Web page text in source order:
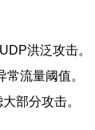
洪泛攻击。
流量阈值。
部分攻击。